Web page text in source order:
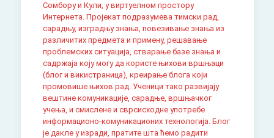
Сомбору и Кули, у виртуелном простору
Интернета. Пројекaт подразумева тимски рад,
сарадњу, изградњу знања, повезивање знања из
различитих предмета и примену, решавање
проблемских ситуација, стварање базе знања и
садржаја коју могу да користе њихови вршњаци
(блог и викистраница), креирање блога који
промовише њихов рад. Ученици тако развијају
вештине комуникације, сарадње, вршњачког
учења, и смислене и сврсисходне употребе
информационо-комуникационих технологија. Блог
је дакле у изради, пратите шта ћемо радити